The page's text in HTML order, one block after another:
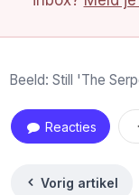
Beeld: Still 'The
Reacties
Vorig artikel